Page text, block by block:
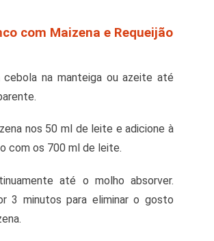
com Maizena e Requeijão
cebola na manteiga ou azeite até
nos 50 ml de leite e adicione à
com os 700 ml de leite.
até o molho absorver.
3 minutos para eliminar o gosto